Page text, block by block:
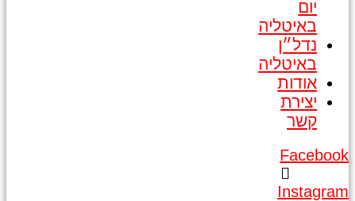
יום
באיטליה
נדל״ן
באיטליה
אודות
יצירת
קשר
Facebook
Instagram